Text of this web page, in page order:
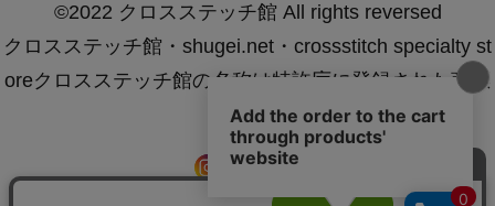
©2022 クロスステッチ館 All rights reversed
クロスステッチ館・shugei.net・crossstitch specialty st
oreクロスステッチ館の名称は特許庁に登録された商標
です®